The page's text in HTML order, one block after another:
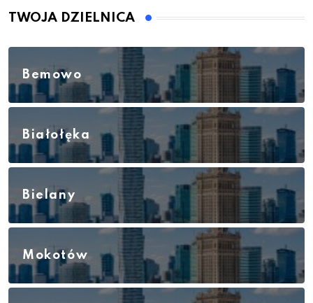
TWOJA DZIELNICA
Bemowo
Białołęka
Bielany
Mokotów